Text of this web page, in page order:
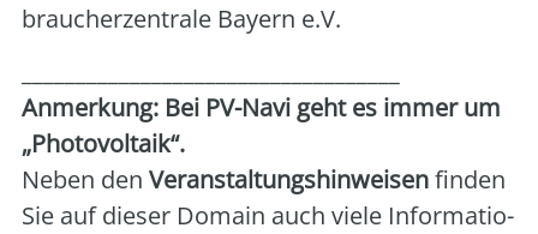
brau­cher­zen­tra­le Bay­ern e.V.
Anmer­kung: Bei PV-Navi geht es immer um
„Pho­to­vol­ta­ik“.
Neben den Ver­an­stal­tungs­hin­wei­senfin­den
Sie auf die­ser Domain auch vie­le Infor­ma­tio­